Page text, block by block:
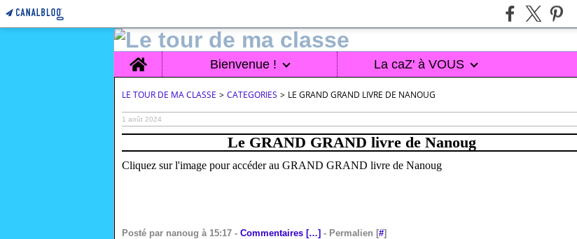
Home Bienvenue ! La caZ' à VOUS
LE TOUR DE MA CLASSE > CATEGORIES > LE GRAND GRAND LIVRE DE NANOUG
1 août 2024
Le GRAND GRAND livre de Nanoug
Cliquez sur l'image pour accéder au GRAND GRAND livre de Nanoug
Posté par nanoug à 15:17 - Commentaires […] - Permalien [#]